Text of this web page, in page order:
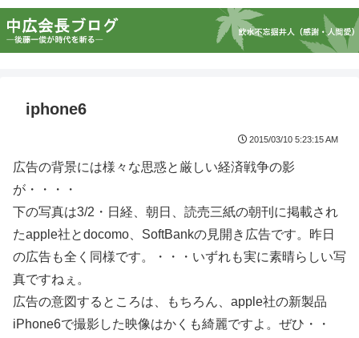
iphone6
2015/03/10 5:23:15 AM
広告の背景には様々な思惑と厳しい経済戦争の影
が・・・・
下の写真は3/2・日経、朝日、読売三紙の朝刊に掲載され
たapple社とdocomo、SoftBankの見開き広告です。昨日
の広告も全く同様です。・・・いずれも実に素晴らしい写
真ですねぇ。
広告の意図するところは、もちろん、apple社の新製品
iPhone6で撮影した映像はかくも綺麗ですよ。ぜひ・・